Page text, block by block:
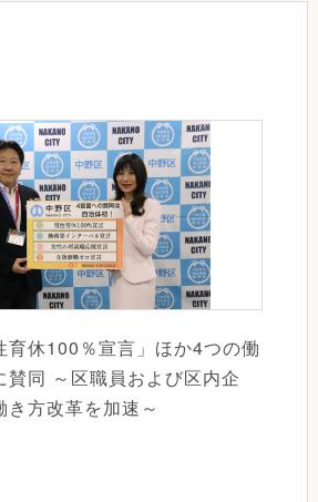
育休100％宣言」ほか4つの働
賛同 ～区職員および区内企
方改革を加速～